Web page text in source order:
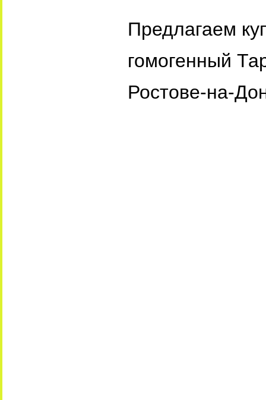
Предлагаем
гомогенный
Ростове-на-